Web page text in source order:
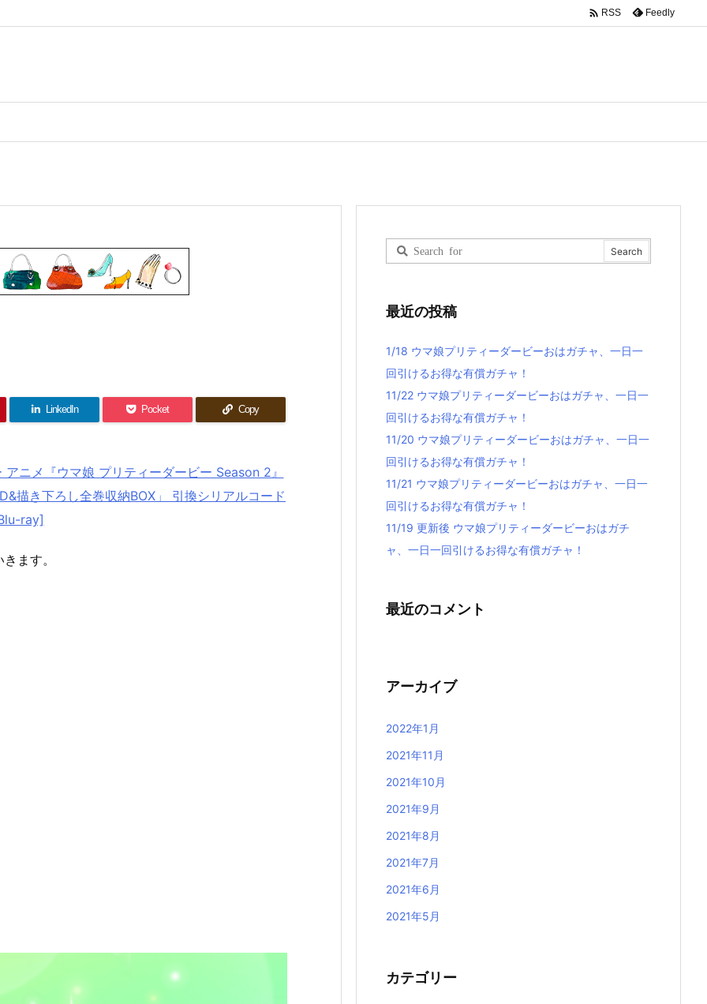
 RSS Feedly
LinkedIn Pocket Copy
ニメ『ウマ娘 プリティーダービー Season 2』
描き下ろし全巻収納BOX」 引換シリアルコード
ray]
ます。
最近の投稿
1/18 ウマ娘プリティーダービーおはガチャ、一日一
回引けるお得な有償ガチャ！
11/22 ウマ娘プリティーダービーおはガチャ、一日一
回引けるお得な有償ガチャ！
11/20 ウマ娘プリティーダービーおはガチャ、一日一
回引けるお得な有償ガチャ！
11/21 ウマ娘プリティーダービーおはガチャ、一日一
回引けるお得な有償ガチャ！
11/19 更新後 ウマ娘プリティーダービーおはガチ
ャ、一日一回引けるお得な有償ガチャ！
最近のコメント
アーカイブ
2022年1月
2021年11月
2021年10月
2021年9月
2021年8月
2021年7月
2021年6月
2021年5月
カテゴリー